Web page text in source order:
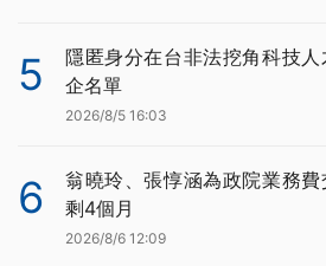
5
隱匿身分在台非法挖角科技
企名單
2026/8/5 16:03
6
翁曉玲、張惇涵為政院業務
剩4個月
2026/8/6 12:09